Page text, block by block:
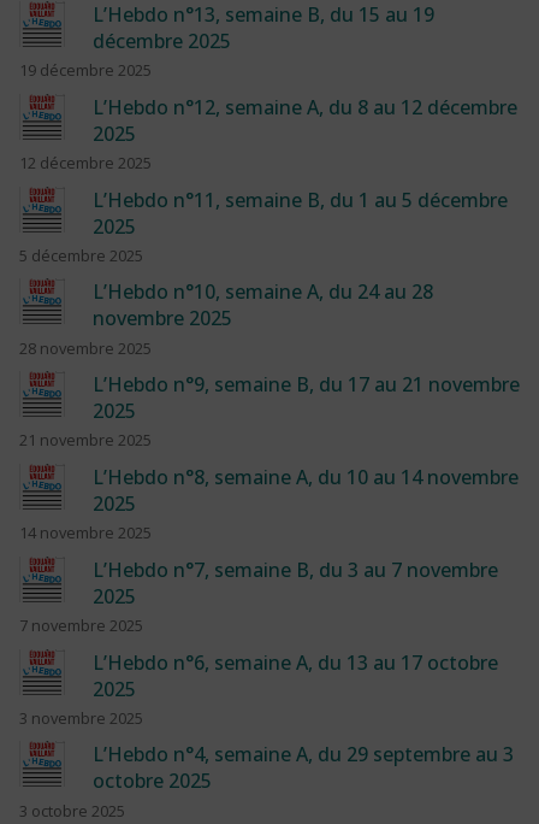
L’Hebdo n°13, semaine B, du 15 au 19
décembre 2025
19 décembre 2025
L’Hebdo n°12, semaine A, du 8 au 12 décembre
2025
12 décembre 2025
L’Hebdo n°11, semaine B, du 1 au 5 décembre
2025
5 décembre 2025
L’Hebdo n°10, semaine A, du 24 au 28
novembre 2025
28 novembre 2025
L’Hebdo n°9, semaine B, du 17 au 21 novembre
2025
21 novembre 2025
L’Hebdo n°8, semaine A, du 10 au 14 novembre
2025
14 novembre 2025
L’Hebdo n°7, semaine B, du 3 au 7 novembre
2025
7 novembre 2025
L’Hebdo n°6, semaine A, du 13 au 17 octobre
2025
3 novembre 2025
L’Hebdo n°4, semaine A, du 29 septembre au 3
octobre 2025
3 octobre 2025